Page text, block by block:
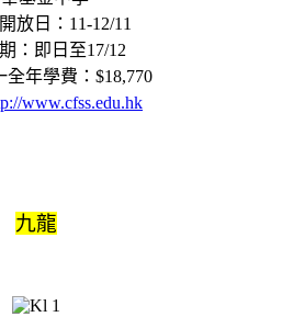
放日：11-12/11
：即日至17/12
全年學費：$18,770
www.cfss.edu.hk
九龍